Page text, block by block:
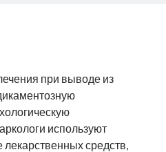
при выводе из
используют
средств,